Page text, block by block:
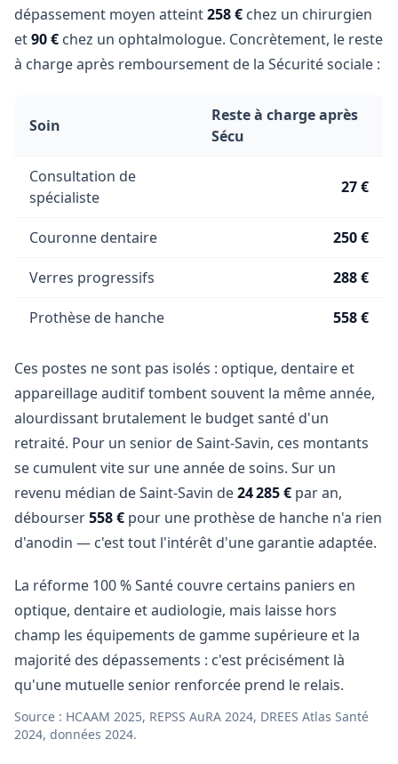
dépassement moyen atteint258 € chez un chirurgien
et90 € chez un ophtalmologue. Concrètement, le reste
à charge après remboursement de la Sécurité sociale :
Soin
Reste à charge après
Sécu
Consultation de
spécialiste
27 €
Couronne dentaire 250 €
Verres progressifs 288 €
Prothèse de hanche 558 €
Ces postes ne sont pas isolés : optique, dentaire et
appareillage auditif tombent souvent la même année,
alourdissant brutalement le budget santé d'un
retraité. Pour un senior de Saint-Savin, ces montants
se cumulent vite sur une année de soins. Sur un
revenu médian de Saint-Savin de24 285 € par an,
débourser558 € pour une prothèse de hanche n'a rien
d'anodin — c'est tout l'intérêt d'une garantie adaptée.
La réforme 100 % Santé couvre certains paniers en
optique, dentaire et audiologie, mais laisse hors
champ les équipements de gamme supérieure et la
majorité des dépassements : c'est précisément là
qu'une mutuelle senior renforcée prend le relais.
Source : HCAAM 2025, REPSS AuRA 2024, DREES Atlas Santé
2024, données 2024.